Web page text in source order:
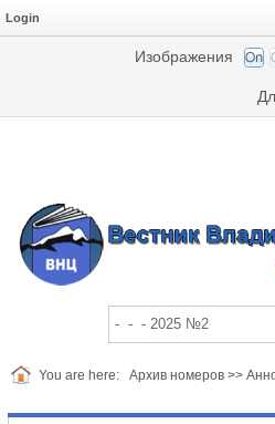
Login
Изображения
You are here: Архив номеров >>